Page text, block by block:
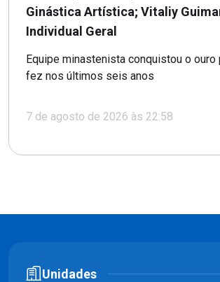
Ginástica Artística; Vitaliy
Individual Geral
Equipe minastenista conquistou o ouro
fez nos últimos seis anos
7 de agosto de 2026 às 22:58
Unidades